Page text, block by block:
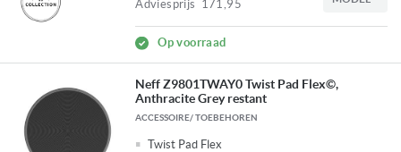
Adviesprijs 171,95
Op voorraad
Neff Z9801TWAY0 Twist Pad Flex©,
Anthracite Grey restant
ACCESSOIRE/ TOEBEHOREN
Twist Pad Flex